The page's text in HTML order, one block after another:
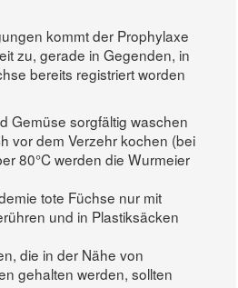
kommt der Prophylaxe
zu, gerade in Gegenden, in
bereits registriert worden
Gemüse sorgfältig waschen
vor dem Verzehr kochen (bei
80°C werden die Wurmeier
tote Füchse nur mit
und in Plastiksäcken
die in der Nähe von
gehalten werden, sollten